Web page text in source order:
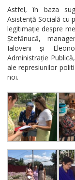
Astfel, în baza
Asistență Socială cu
legitimație despre
Ștefănucă,
Ialoveni și
Administrație
ale represiunilor
noi.